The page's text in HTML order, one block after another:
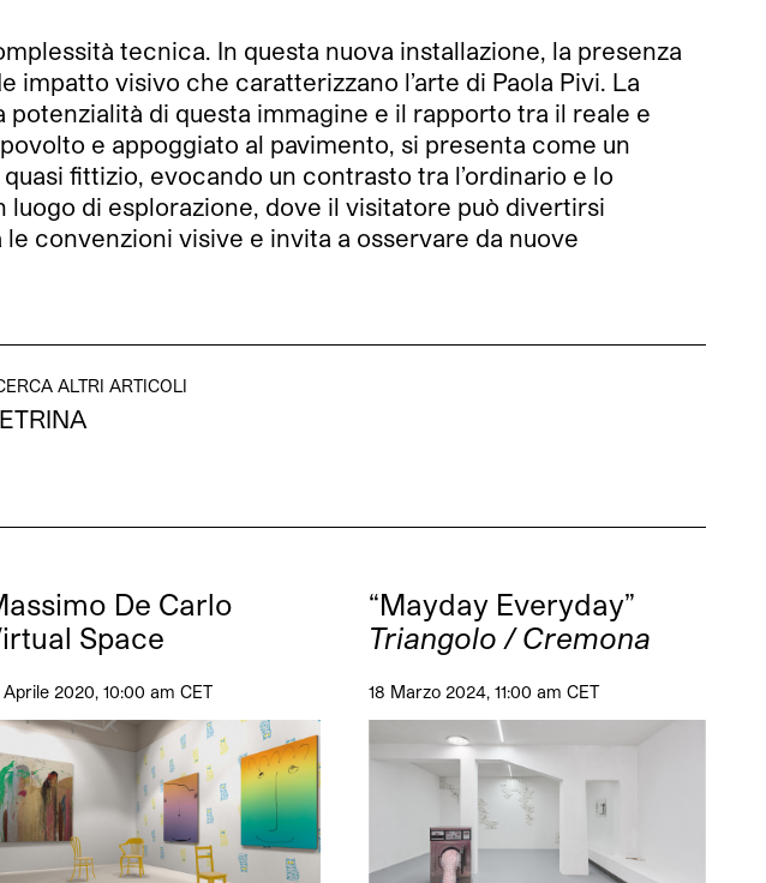
tecnica. In questa nuova installazione, la presenza
visivo che caratterizzano l’arte di Paola Pivi. La
di questa immagine e il rapporto tra il reale e
e appoggiato al pavimento, si presenta come un
fittizio, evocando un contrasto tra l’ordinario e lo
luogo di esplorazione, dove il visitatore può divertirsi
convenzioni visive e invita a osservare da nuove
ALTRI ARTICOLI
De Carlo
Space
Aprile 2020, 10:00 am CET
“Mayday Everyday”
Triangolo / Cremona
18 Marzo 2024, 11:00 am CET